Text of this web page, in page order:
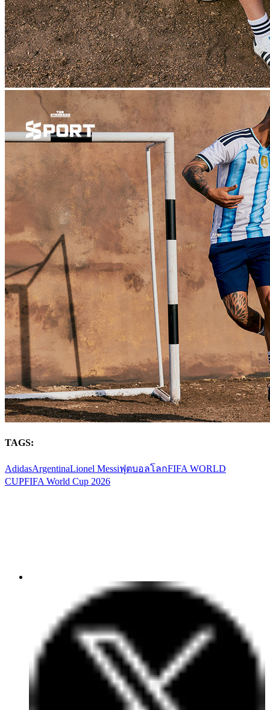
TAGS:
AdidasArgentinaLionel MessiฟุตบอลโลกFIFA WORLD
CUPFIFA World Cup 2026